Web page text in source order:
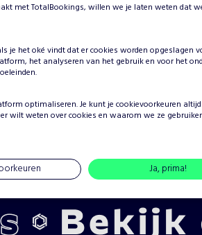
met TotalBookings, willen we je laten weten dat
je het oké vindt dat er cookies worden opgeslagen
het analyseren van het gebruik en voor het
optimaliseren. Je kunt je cookievoorkeuren
wilt weten over cookies en waarom we ze
Ja, prima!